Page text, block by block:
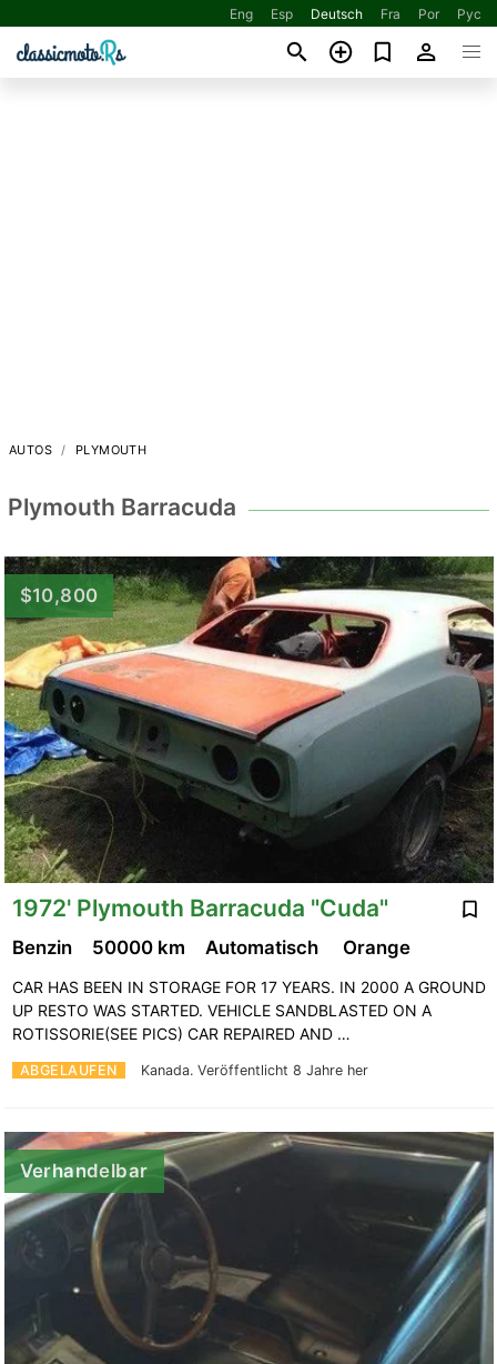
Eng Esp Deutsch Fra Por Рус
AUTOS PLYMOUTH
Plymouth Barracuda
$10,800
1972' Plymouth Barracuda "Cuda"
ABGELAUFEN Kanada. Veröffentlicht 8 Jahre her
Benzin 50000 km Automatisch Orange
CAR HAS BEEN IN STORAGE FOR 17 YEARS. IN 2000 A GROUND
UP RESTO WAS STARTED. VEHICLE SANDBLASTED ON A
ROTISSORIE(SEE PICS) CAR REPAIRED AND …
Verhandelbar